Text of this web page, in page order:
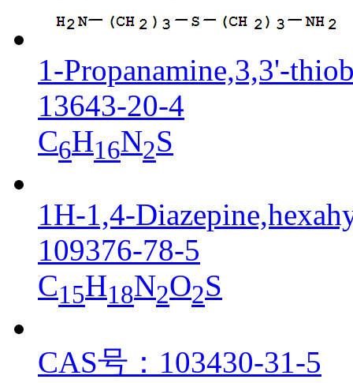
1-Propanamine,3,3'-
13643-20-4
C6H16N2S
1H-1,4-
109376-78-5
C15H18N2O2S
CAS号：103430-31-5